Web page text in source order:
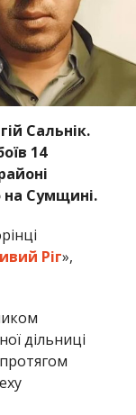
Сальнік.
14
на Сумщині.
Ріг»,
дільниці